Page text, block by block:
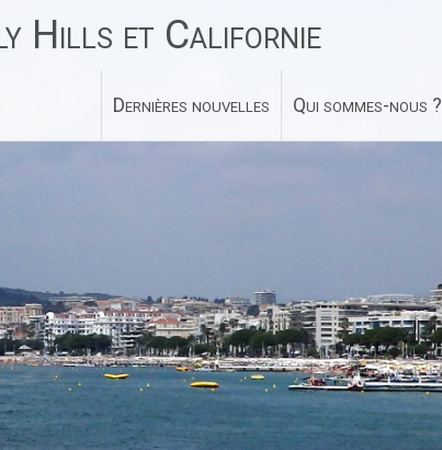
Hills et Californie
Dernières nouvelles Qui sommes-nous ?